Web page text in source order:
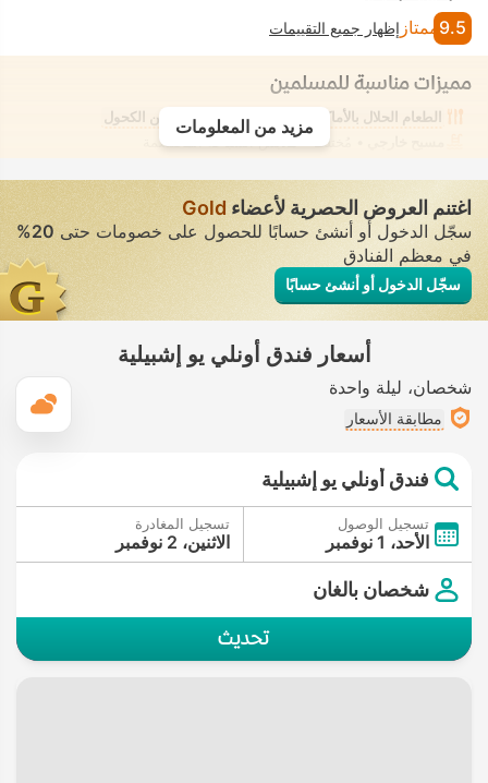
9.5 ممتاز إظهار جميع التقييمات
مميزات مناسبة للمسلمين
الطعام الحلال بالأماكن القريبة
غرفة خالية من الكحول
• مُختلط • ملابس السباحة المحتشمة
مزيد من المعلومات
اغتنم العروض الحصرية لأعضاء Gold
سجّل الدخول أو أنشئ حسابًا للحصول على خصومات حتى20%
في معظم الفنادق
سجّل الدخول أو أنشئ حسابًا
أسعار فندق أونلي يو إشبيلية
شخصان ليلة واحدة
مطابقة الأسعار
فندق أونلي يو إشبيلية
تسجيل الوصول
الأحد، 1 نوفمبر
تسجيل المغادرة
الاثنين، 2 نوفمبر
شخصان بالغان
تحديث